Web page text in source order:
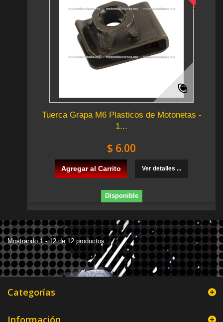
Tuerca Grapa M6 Plasticos de Motonetas -
1...
$ 6.00
Agregar al Carrito Ver detalles ...
Disponible
Mostrando 1 - 12 de 12 productos
Categorías